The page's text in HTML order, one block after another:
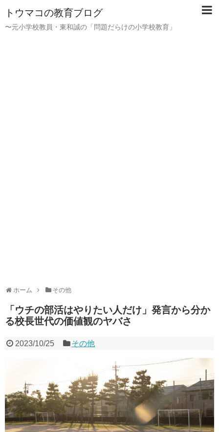
トウマコの教育ブログ
〜元小学校教員・東和誠の「問題だらけの小学校教育」
ホーム その他
「ウチの部活はやりたい人だけ」発言から分か
る校長世代の価値観のヤバさ
2023/10/25 その他